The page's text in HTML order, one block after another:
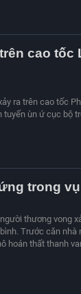
cao tốc
ra trên cao tốc
tuyến ùn ứ cục bộ
trong
thương vong
Trước căn
hoán thất thanh